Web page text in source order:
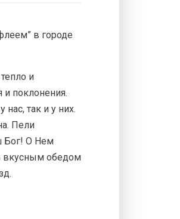
в городе
и
поклонения.
так и у них.
Пели
Бог! О Нем
вкусным обедом